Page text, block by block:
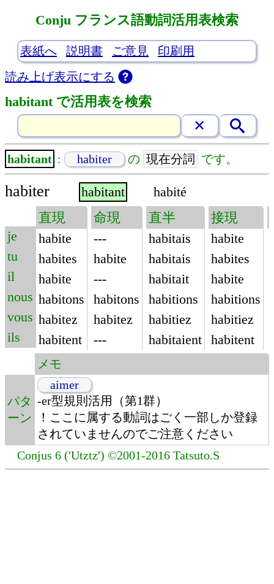
Conju フランス語動詞活用表検索
表紙へ 説明書 ご意見
印刷用
読み上げ表示にする
habitant で活用表を検索
habitant : habiter の 現在分詞 です。
habiter habitant habité
je
tu
il
nous
vous
ils
直現
habite
habites
habite
habitons
habitez
habitent
命現
---
habite
---
habitons
habitez
---
直半
habitais
habitais
habitait
habitions
habitiez
habitaient
接現
habite
habites
habite
habitions
habitiez
habitent
メモ
パタ
ーン
aimer
-er型規則活用（第1群）
！ここに属する動詞はごく一部しか登録
されていませんのでご注意ください
Conjus 6 ('Utztz') ©2001-2016 Tatsuto.S